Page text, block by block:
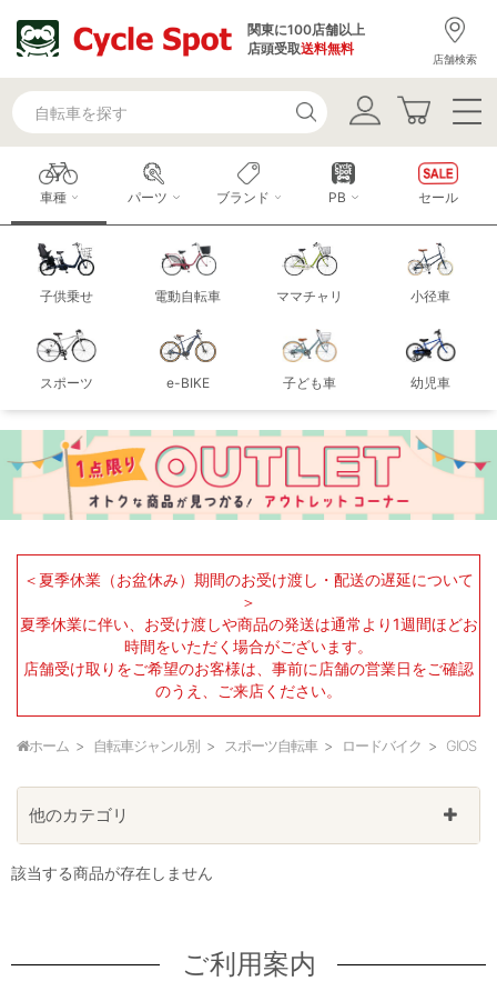
関東に100店舗以上
店頭受取送料無料
店舗検索
車種
子供乗せ 電動自転車 ママチャリ 小径車
スポーツ e-BIKE 子ども車 幼児車
パーツ ブランド PB セール
＜夏季休業（お盆休み）期間のお受け渡し・配送の遅延について
＞
夏季休業に伴い、お受け渡しや商品の発送は通常より1週間ほどお
時間をいただく場合がございます。
店舗受け取りをご希望のお客様は、事前に店舗の営業日をご確認
のうえ、ご来店ください。
ホーム 自転車ジャンル別 スポーツ自転車 ロードバイク GIOS
該当する商品が存在しません
他のカテゴリ
ご利用案内